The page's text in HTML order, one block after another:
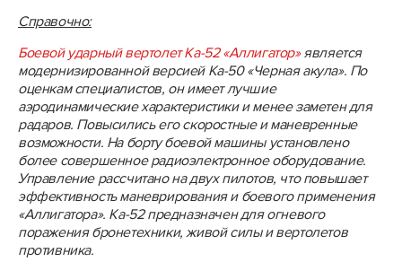
Справочно:
Боевой ударный вертолет Ка-52 «Аллигатор»является
модернизированной версией Ка-50 «Черная акула». По
оценкам специалистов, он имеет лучшие
аэродинамические характеристики и менее заметен для
радаров. Повысились его скоростные и маневренные
возможности. На борту боевой машины установлено
более совершенное радиоэлектронное оборудование.
Управление рассчитано на двух пилотов, что повышает
эффективность маневрирования и боевого применения
«Аллигатора». Ка-52 предназначен для огневого
поражения бронетехники, живой силы и вертолетов
противника.